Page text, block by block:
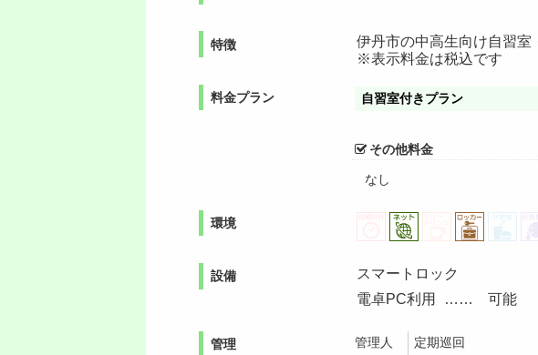
特徴
伊丹市の中高生向け自習室
※表示料金は税込です
料金プラン 自習室付きプラン
その他料金
なし
環境
設備
スマートロック
電卓PC利用
可能
管理 管理人
定期巡回